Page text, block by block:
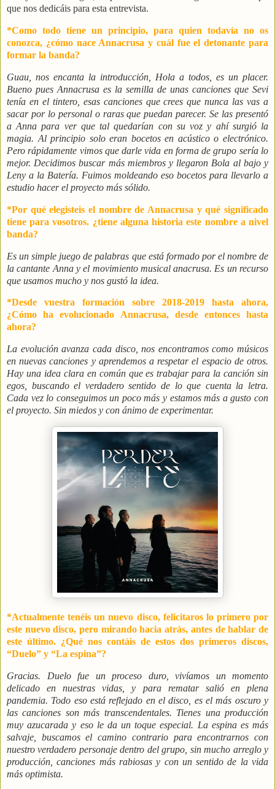
que nos dedicáis para esta entrevista.
*Como todo tiene un principio, para quien todavía no os
conozca, ¿cómo nace Annacrusa y cuál fue el detonante para
formar la banda?
Guau, nos encanta la introducción, Hola a todos, es un placer.
Bueno pues Annacrusa es la semilla de unas canciones que Sevi
tenía en el tintero, esas canciones que crees que nunca las vas a
sacar por lo personal o raras que puedan parecer. Se las presentó
a Anna para ver que tal quedarían con su voz y ahí surgió la
magia. Al principio solo eran bocetos en acústico o electrónico.
Pero rápidamente vimos que darle vida en forma de grupo sería lo
mejor. Decidimos buscar más miembros y llegaron Bola al bajo y
Leny a la Batería. Fuimos moldeando eso bocetos para llevarlo a
estudio hacer el proyecto más sólido.
*Por qué elegisteis el nombre de Annacrusa y qué significado
tiene para vosotros. ¿tiene alguna historia este nombre a nivel
banda?
Es un simple juego de palabras que está formado por el nombre de
la cantante Anna y el movimiento musical anacrusa. Es un recurso
que usamos mucho y nos gustó la idea.
*Desde vuestra formación sobre 2018-2019 hasta ahora,
¿Cómo ha evolucionado Annacrusa, desde entonces hasta
ahora?
La evolución avanza cada disco, nos encontramos como músicos
en nuevas canciones y aprendemos a respetar el espacio de otros.
Hay una idea clara en común que es trabajar para la canción sin
egos, buscando el verdadero sentido de lo que cuenta la letra.
Cada vez lo conseguimos un poco más y estamos más a gusto con
el proyecto. Sin miedos y con ánimo de experimentar.
*Actualmente tenéis un nuevo disco, felicitaros lo primero por
este nuevo disco, pero mirando hacia atrás, antes de hablar de
este último. ¿Qué nos contáis de estos dos primeros discos,
“Duelo” y “La espina”?
Gracias. Duelo fue un proceso duro, vivíamos un momento
delicado en nuestras vidas, y para rematar salió en plena
pandemia. Todo eso está reflejado en el disco, es el más oscuro y
las canciones son más transcendentales. Tienes una producción
muy azucarada y eso le da un toque especial. La espina es más
salvaje, buscamos el camino contrario para encontrarnos con
nuestro verdadero personaje dentro del grupo, sin mucho arreglo y
producción, canciones más rabiosas y con un sentido de la vida
más optimista.